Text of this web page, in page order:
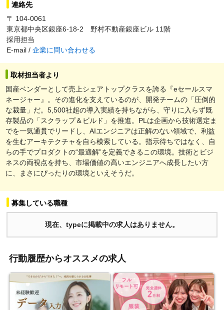
連絡先
〒 104-0061
東京都中央区銀座6-18-2 野村不動産銀座ビル 11階
採用担当
E-mail / 企業に問い合わせる
取材担当者より
国産ベンダーとして売上シェアトップクラスを誇る『eセールスマ
ネージャー』。その進化を支えているのが、開発チームの「圧倒的
な裁量」だ。5,500社超の導入実績を持ちながら、守りに入らず既
存製品の「スクラップ＆ビルド」を推進。PLは企画から技術選定ま
でを一気通貫でリードし、AIエンジニアは正解のない領域で、利益
を生むアーキテクチャを自ら模索している。指示待ちではなく、自
らの手でプロダクトの“最適解”を定義できるこの環境。技術とビジ
ネスの両視点を持ち、市場価値の高いエンジニアへ成長したい方
に、まさにぴったりの環境といえそうだ。
募集している職種
現在、typeに掲載中の求人はありません。
行動履歴からオススメの求人